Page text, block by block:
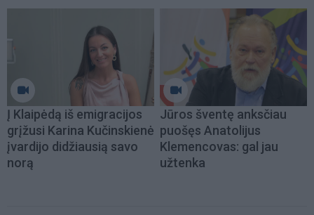
Į Klaipėdą iš emigracijos
grįžusi Karina Kučinskienė
įvardijo didžiausią savo
norą
Jūros šventę anksčiau
puošęs Anatolijus
Klemencovas: gal jau
užtenka